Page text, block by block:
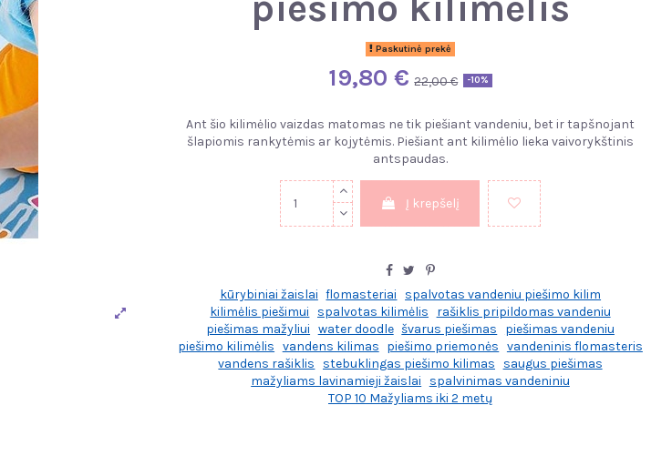
Paskutinė prekė
19,80 € 22,00 € -10%
Ant šio kilimėlio vaizdas matomas ne tik piešiant vandeniu, bet ir tapšnojant
šlapiomis rankytėmis ar kojytėmis. Piešiant ant kilimėlio lieka vaivorykštinis
antspaudas.
Į krepšelį
kūrybiniai žaislai flomasteriai
spalvotas vandeniu piešimo kilim
kilimėlis piešimui
spalvotas kilimėlis
rašiklis pripildomas vandeniu
piešimas mažyliui water doodle švarus piešimas
piešimas vandeniu
piešimo kilimėlis vandens kilimas piešimo priemonės vandeninis flomasteris
vandens rašiklis
stebuklingas piešimo kilimas
saugus piešimas
mažyliams lavinamieji žaislai
spalvinimas vandeniniu
TOP 10 Mažyliams iki 2 metų